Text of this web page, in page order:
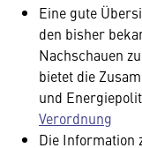
Eine gute
den bisher
Nachschauen
bietet die
und
Verordnung
Die Information